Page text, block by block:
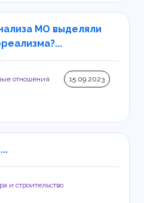
МО выделяли
отношения 15.09.2023
и строительство